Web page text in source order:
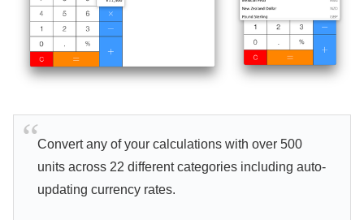
Convert any of your calculations with over 500
units across 22 different categories including auto-
updating currency rates.